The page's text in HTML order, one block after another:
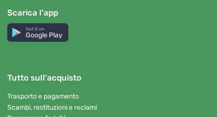
Scarica l'app
Get it on
Google Play
Tutto sull'acquisto
Trasporto e pagamento
Scambi, restituzioni e reclami